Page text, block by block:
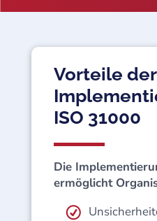
Vorteile der
ISO 31000
Die
ermöglicht